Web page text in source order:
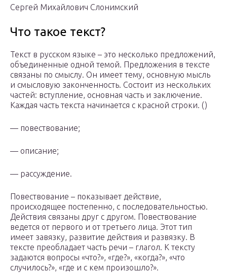
Сергей Михайлович Слонимский
Что такое текст?
Текст в русском языке – это несколько предложений,
объединенные одной темой. Предложения в тексте
связаны по смыслу. Он имеет тему, основную мысль
и смысловую законченность. Состоит из нескольких
частей: вступление, основная часть и заключение.
Каждая часть текста начинается с красной строки. ()
— повествование;
— описание;
— рассуждение.
Повествование – показывает действие,
происходящее постепенно, с последовательностью.
Действия связаны друг с другом. Повествование
ведется от первого и от третьего лица. Этот тип
имеет завязку, развитие действия и развязку. В
тексте преобладает часть речи – глагол. К тексту
задаются вопросы «что?», «где?», «когда?», «что
случилось?», «где и с кем произошло?».